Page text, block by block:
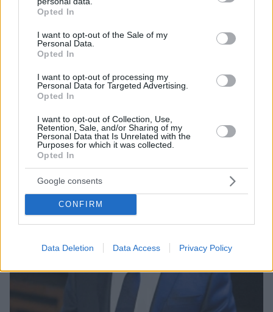
grant or deny consent to Google and its third-party tags to
use your data for below specified purposes in below Google
consent section.
Opted In
I want to opt-out of the Sale of my
Personal Data.
Opted In
I want to opt-out of processing my
Personal Data for Targeted Advertising.
Opted In
I want to opt-out of Collection, Use,
Retention, Sale, and/or Sharing of my
Personal Data that Is Unrelated with the
Purposes for which it was collected.
Opted In
Google consents
CONFIRM
Data Deletion Data Access Privacy Policy
«Τα παιδιά έχουν μια μικρή ίωση»: Το τελευταίο
μήνυμα της μητέρας στον πρώην σύζυγό της πριν